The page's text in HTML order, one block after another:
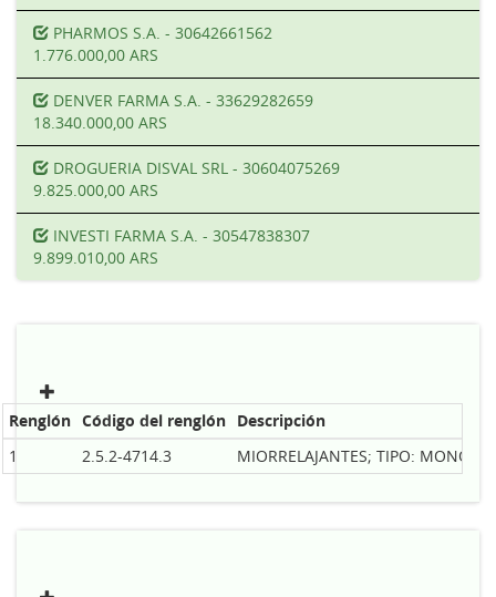
PHARMOS S.A. - 30642661562
1.776.000,00 ARS
DENVER FARMA S.A. - 33629282659
18.340.000,00 ARS
DROGUERIA DISVAL SRL - 30604075269
9.825.000,00 ARS
INVESTI FARMA S.A. - 30547838307
9.899.010,00 ARS
Renglón Código del renglón Descripción
1
2.5.2-4714.3 MIORRELAJANTES; TIPO: